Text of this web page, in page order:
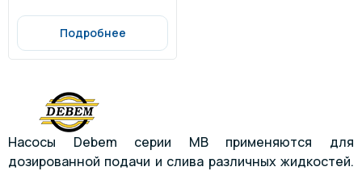
Подробнее
Насосы Debem серии MB применяются для
дозированной подачи и слива различных жидкостей.